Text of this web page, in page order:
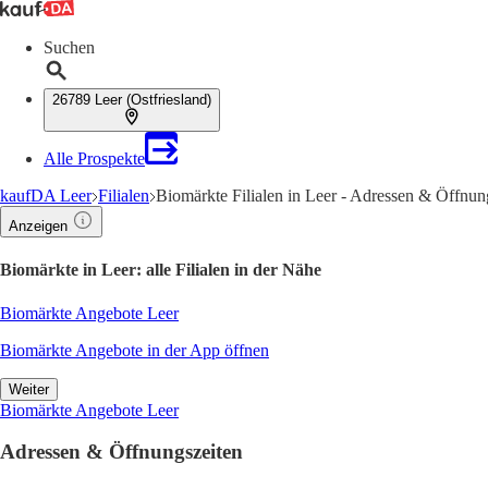
Suchen
26789 Leer (Ostfriesland)
Alle Prospekte
kaufDA Leer Filialen Biomärkte Filialen in Leer - Adressen &
Anzeigen
Biomärkte in Leer: alle Filialen in der Nähe
Biomärkte Angebote Leer
Biomärkte Angebote in der App öffnen
Weiter
Biomärkte Angebote Leer
Adressen & Öffnungszeiten